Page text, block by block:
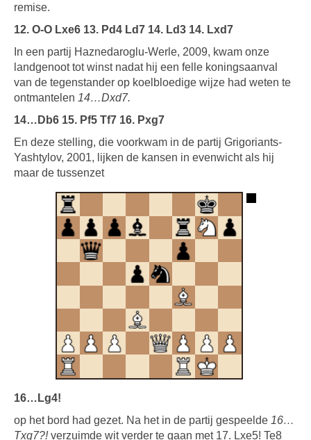
remise.
12. O-O Lxe6 13. Pd4 Ld7 14. Ld3 14. Lxd7
In een partij Haznedaroglu-Werle, 2009, kwam onze
landgenoot tot winst nadat hij een felle koningsaanval
van de tegenstander op koelbloedige wijze had weten te
ontmantelen 14…Dxd7.
14…Db6 15. Pf5 Tf7 16. Pxg7
En deze stelling, die voorkwam in de partij Grigoriants-
Yashtylov, 2001, lijken de kansen in evenwicht als hij
maar de tussenzet
16…Lg4!
op het bord had gezet. Na het in de partij gespeelde 16…
Txg7?!verzuimde wit verder te gaan met 17. Lxe5! Te8